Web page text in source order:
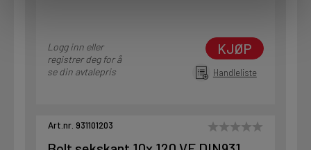
Logg inn eller
registrer deg for å
se din avtalepris
KJØP
Handleliste
Art.nr. 931101203